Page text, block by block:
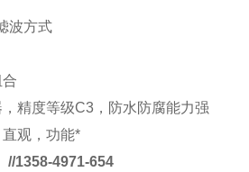
波方式
精度等级C3，防水防腐能力强
观，功能*
//1358-4971-654